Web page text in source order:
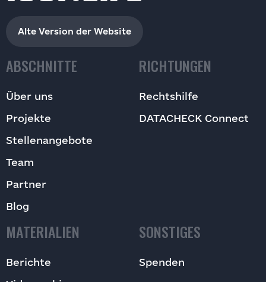
Alte Version der Website
ABSCHNITTE
Über uns
Projekte
Stellenangebote
Team
Partner
Blog
RICHTUNGEN
Rechtshilfe
DATACHECK Connect
MATERIALIEN
Berichte
SONSTIGES
Spenden